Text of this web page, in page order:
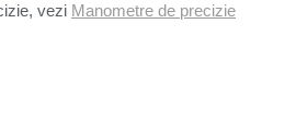
vezi Manometre de precizie